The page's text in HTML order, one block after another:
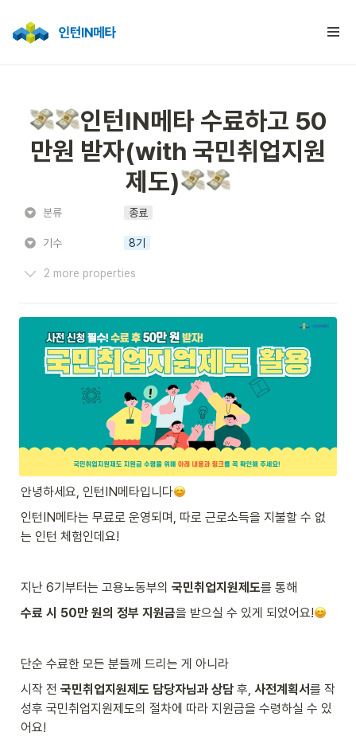
인턴IN메타 수료하고 50
만원 받자(with 국민취업지원
제도)
분류 종료
기수 8기
2 more properties
안녕하세요, 인턴IN메타입니다
인턴IN메타는 무료로 운영되며, 따로 근로소득을 지불할 수 없
는 인턴 체험인데요!
지난 6기부터는 고용노동부의 국민취업지원제도를 통해
수료 시 50만 원의 정부 지원금을 받으실 수 있게 되었어요!
단순 수료한 모든 분들께 드리는 게 아니라
시작 전 국민취업지원제도 담당자님과 상담 후, 사전계획서를 작
성후 국민취업지원제도의 절차에 따라 지원금을 수령하실 수 있
어요!